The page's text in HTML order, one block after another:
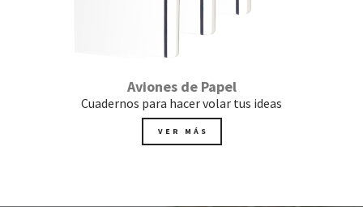
Aviones de Papel
Cuadernos para hacer volar tus ideas
VER MÁS